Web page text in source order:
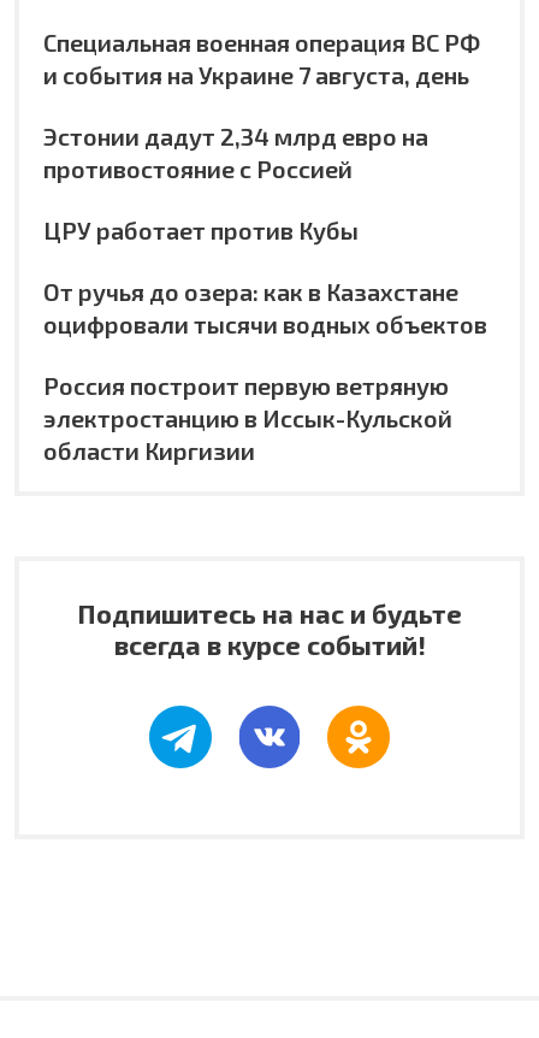
Специальная военная операция ВС РФ
и события на Украине 7 августа, день
Эстонии дадут 2,34 млрд евро на
противостояние с Россией
ЦРУ работает против Кубы
От ручья до озера: как в Казахстане
оцифровали тысячи водных объектов
Россия построит первую ветряную
электростанцию в Иссык-Кульской
области Киргизии
Подпишитесь на нас и будьте
всегда в курсе событий!